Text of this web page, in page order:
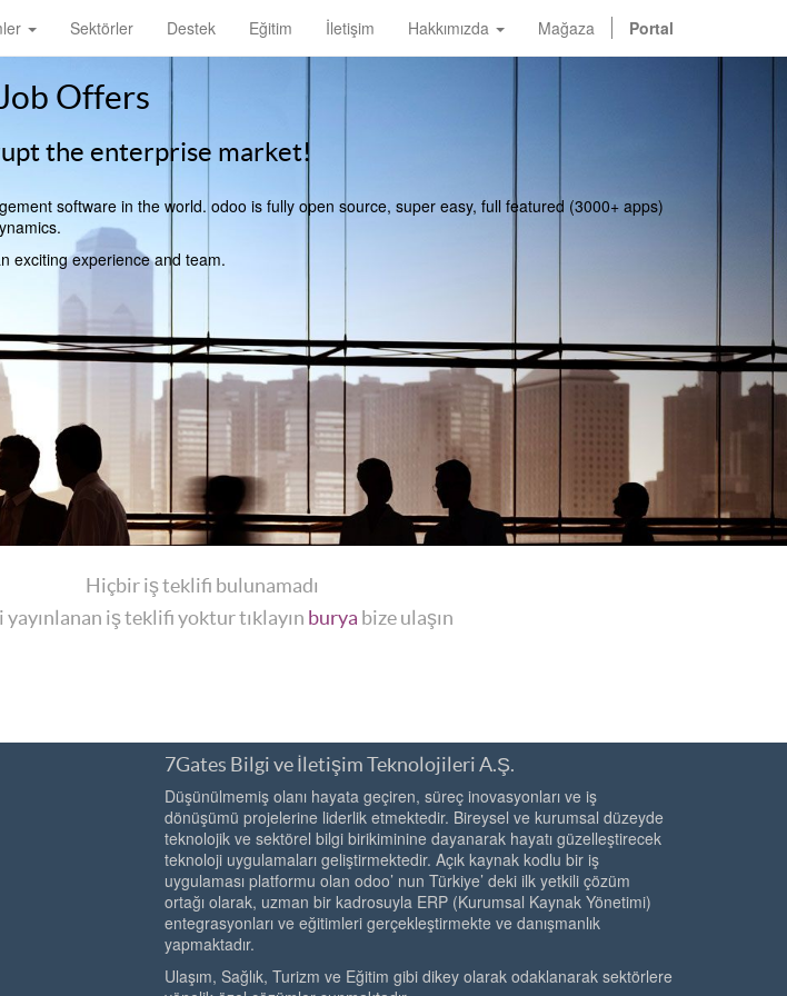
Sektörler Destek Eğitim İletişim Hakkımızda Mağaza Portal
Offers
the enterprise market!
software in the world. odoo is fully open source, super easy, full featured (3000+ apps)
exciting experience and team.
Hiçbir iş teklifi bulunamadı
yayınlanan iş teklifi yoktur tıklayın burya bize ulaşın
7Gates Bilgi ve İletişim Teknolojileri A.Ş.
Düşünülmemiş olanı hayata geçiren, süreç inovasyonları ve iş
dönüşümü projelerine liderlik etmektedir. Bireysel ve kurumsal düzeyde
teknolojik ve sektörel bilgi birikiminine dayanarak hayatı güzelleştirecek
teknoloji uygulamaları geliştirmektedir. Açık kaynak kodlu bir iş
uygulaması platformu olan odoo’ nun Türkiye’ deki ilk yetkili çözüm
ortağı olarak, uzman bir kadrosuyla ERP (Kurumsal Kaynak Yönetimi)
entegrasyonları ve eğitimleri gerçekleştirmekte ve danışmanlık
yapmaktadır.
Ulaşım, Sağlık, Turizm ve Eğitim gibi dikey olarak odaklanarak sektörlere